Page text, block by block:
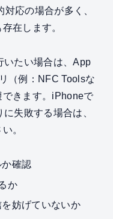
応の場合が多く、
在します。
いたい場合は、App
（例：NFC Toolsな
できます。iPhoneで
失敗する場合は、
。
確認
か
妨げていないか